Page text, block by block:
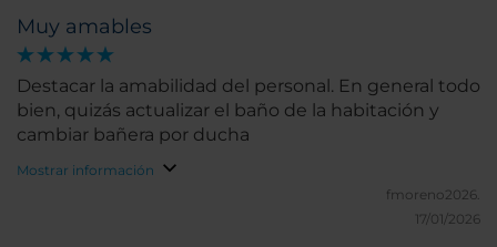
Muy amables
Destacar la amabilidad del personal. En general todo
bien, quizás actualizar el baño de la habitación y
cambiar bañera por ducha
Mostrar información
fmoreno2026.
17/01/2026